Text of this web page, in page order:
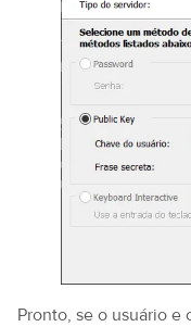
Pronto, se o usuário e